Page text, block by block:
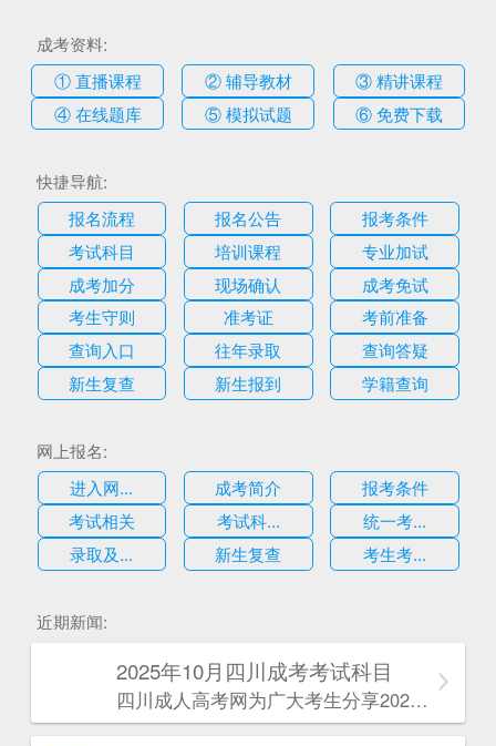
成考资料:
① 直播课程
② 辅导教材
③ 精讲课程
④ 在线题库
⑤ 模拟试题 ⑥ 免费下载
快捷导航:
报名流程
报名公告
报考条件
考试科目
培训课程
专业加试
成考加分
现场确认
成考免试
考生守则
准考证
考前准备
查询入口
往年录取
查询答疑
新生复查
新生报到 学籍查询
网上报名:
进入网...
成考简介
报考条件
考试相关
考试科...
统一考...
录取及...
新生复查 考生考...
近期新闻:
2025年10月四川成考考试科目
四川成人高考网​为广大考生分享2025年10月四川成考考试科目。为广大在职人员和社会人士提供学历提升的机会。更多四川成考考试信息，欢迎在线访问四川成人高考网。